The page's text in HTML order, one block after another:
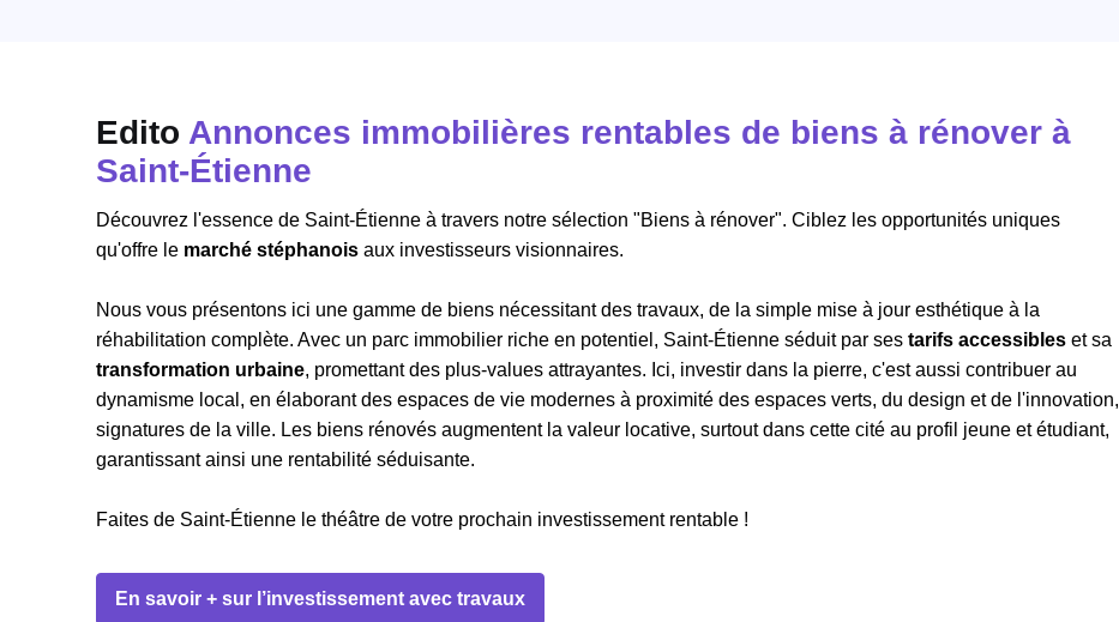
Edito Annonces immobilières rentables de biens à rénover à
Saint-Étienne
Découvrez l'essence de Saint-Étienne à travers notre sélection "Biens à rénover". Ciblez les opportunités uniques
qu'offre le marché stéphanois aux investisseurs visionnaires.
Nous vous présentons ici une gamme de biens nécessitant des travaux, de la simple mise à jour esthétique à la
réhabilitation complète. Avec un parc immobilier riche en potentiel, Saint-Étienne séduit par ses tarifs accessibles et sa
transformation urbaine, promettant des plus-values attrayantes. Ici, investir dans la pierre, c'est aussi contribuer au
dynamisme local, en élaborant des espaces de vie modernes à proximité des espaces verts, du design et de l'innovation,
signatures de la ville. Les biens rénovés augmentent la valeur locative, surtout dans cette cité au profil jeune et étudiant,
garantissant ainsi une rentabilité séduisante.
Faites de Saint-Étienne le théâtre de votre prochain investissement rentable !
En savoir + sur l’investissement avec travaux